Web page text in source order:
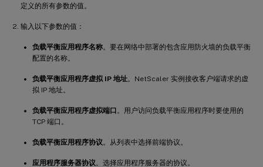
定义的所有参数的值。
输入以下参数的值：
负载平衡应用程序名称。要在网络中部署的包含应用防火墙的负载平衡
配置的名称。
负载平衡应用程序虚拟 IP 地址。NetScaler 实例接收客户端请求的虚
拟 IP 地址。
负载平衡应用程序虚拟端口 。用户访问负载平衡应用程序时要使用的
TCP 端口。
负载平衡应用程序协议 。从列表中选择前端协议。
应用程序服务器协议 。选择应用程序服务器的协议。